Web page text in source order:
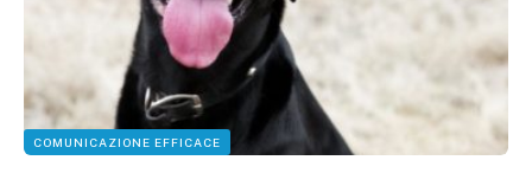
COMUNICAZIONE EFFICACE